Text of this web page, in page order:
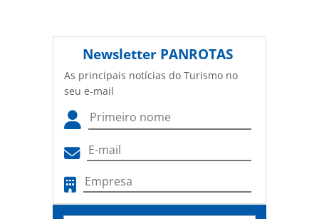
Newsletter PANROTAS
As principais notícias do Turismo no
seu e-mail